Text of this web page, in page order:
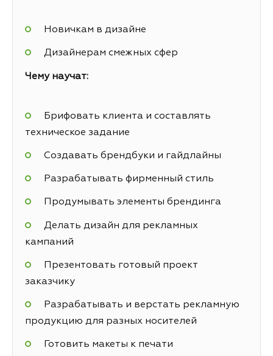
Новичкам в дизайне
Дизайнерам смежных сфер
Чему научат:
Брифовать клиента и составлять
техническое задание
Создавать брендбуки и гайдлайны
Разрабатывать фирменный стиль
Продумывать элементы брендинга
Делать дизайн для рекламных
кампаний
Презентовать готовый проект
заказчику
Разрабатывать и верстать рекламную
продукцию для разных носителей
Готовить макеты к печати